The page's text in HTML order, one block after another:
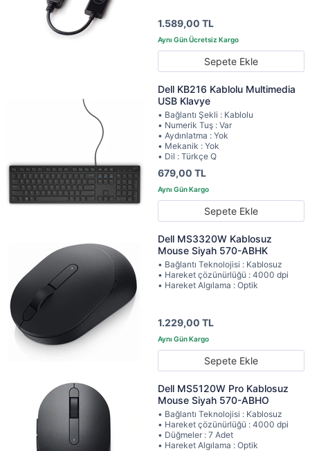
1.589,00 TL
Sepete Ekle
Dell KB216 Kablolu Multimedia
USB Klavye
• Bağlantı Şekli : Kablolu
• Numerik Tuş : Var
• Aydınlatma : Yok
• Mekanik : Yok
• Dil : Türkçe Q
679,00 TL
Sepete Ekle
Dell MS3320W Kablosuz
Mouse Siyah 570-ABHK
• Bağlantı Teknolojisi : Kablosuz
• Hareket çözünürlüğü : 4000 dpi
• Hareket Algılama : Optik
1.229,00 TL
Sepete Ekle
Dell MS5120W Pro Kablosuz
Mouse Siyah 570-ABHO
• Bağlantı Teknolojisi : Kablosuz
• Hareket çözünürlüğü : 4000 dpi
• Düğmeler : 7 Adet
• Hareket Algılama : Optik